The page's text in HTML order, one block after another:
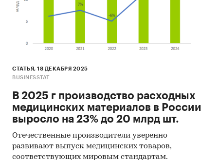
исследование). В общем виде целью
кабинетного исследования является
показатели, характеризующие его состояние в
Источники получения информации
Базы данных Федеральной Таможенной
службы РФ, ФСГС РФ (Росстат).
Материалы DataMonitor, EuroMonitor,
Eurostat.
Печатные и электронные деловые и
СТАТЬЯ, 18 ДЕКАБРЯ 2025
BUSINESSTAT
В 2025 г производство расходных
медицинских материалов в России
выросло на 23% до 20 млрд шт.
Отечественные производители уверенно
развивают выпуск медицинских товаров,
соответствующих мировым стандартам.